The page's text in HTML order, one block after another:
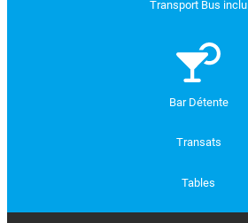
Transport Bus inclu
Bar Détente
Transats
Tables